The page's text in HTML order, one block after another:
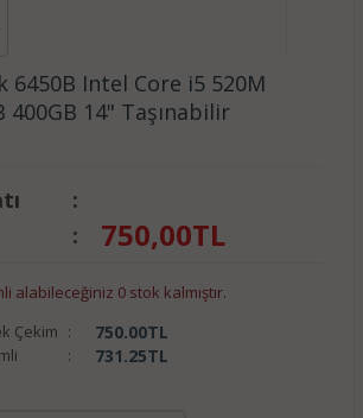
6450B Intel Core i5 520M
400GB 14" Taşınabilir
:
: 750,00TL
alabileceğiniz 0 stok kalmıştır.
Çekim : 750.00TL
: 731.25TL